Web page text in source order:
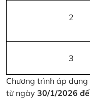
2
3
Chương trình áp
từ ngày 30/1/2026